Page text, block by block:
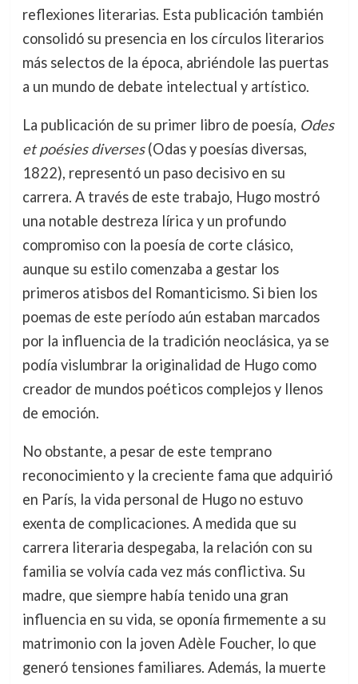
reflexiones literarias. Esta publicación también
consolidó su presencia en los círculos literarios
más selectos de la época, abriéndole las puertas
a un mundo de debate intelectual y artístico.
La publicación de su primer libro de poesía, Odes
et poésies diverses(Odas y poesías diversas,
1822), representó un paso decisivo en su
carrera. A través de este trabajo, Hugo mostró
una notable destreza lírica y un profundo
compromiso con la poesía de corte clásico,
aunque su estilo comenzaba a gestar los
primeros atisbos del Romanticismo. Si bien los
poemas de este período aún estaban marcados
por la influencia de la tradición neoclásica, ya se
podía vislumbrar la originalidad de Hugo como
creador de mundos poéticos complejos y llenos
de emoción.
No obstante, a pesar de este temprano
reconocimiento y la creciente fama que adquirió
en París, la vida personal de Hugo no estuvo
exenta de complicaciones. A medida que su
carrera literaria despegaba, la relación con su
familia se volvía cada vez más conflictiva. Su
madre, que siempre había tenido una gran
influencia en su vida, se oponía firmemente a su
matrimonio con la joven Adèle Foucher, lo que
generó tensiones familiares. Además, la muerte